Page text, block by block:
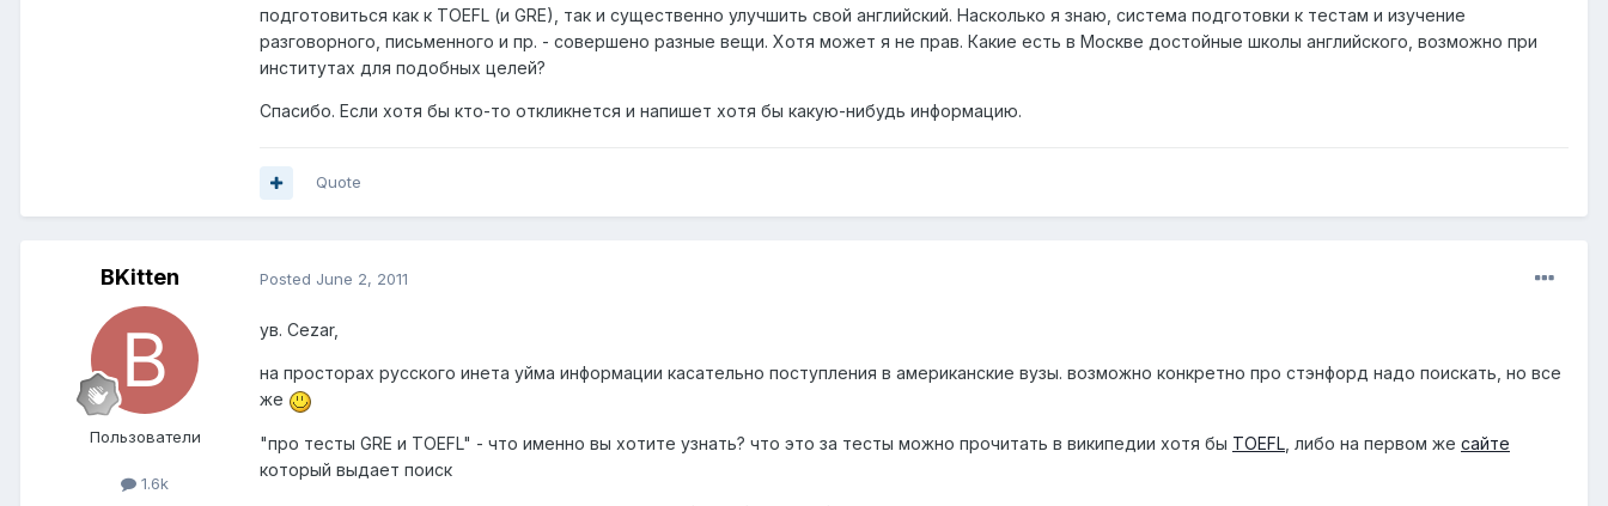
подготовиться как к TOEFL (и GRE), так и существенно улучшить свой английский. Насколько я знаю, система подготовки к тестам и изучение
разговорного, письменного и пр. - совершено разные вещи. Хотя может я не прав. Какие есть в Москве достойные школы английского, возможно при
институтах для подобных целей?
Спасибо. Если хотя бы кто-то откликнется и напишет хотя бы какую-нибудь информацию.
Quote
BKitten
Пользователи
1.6k
Posted June 2, 2011
ув. Cezar,
на просторах русского инета уйма информации касательно поступления в американские вузы. возможно конкретно про стэнфорд надо поискать, но все
же
"про тесты GRE и TOEFL" - что именно вы хотите узнать? что это за тесты можно прочитать в википедии хотя бы TOEFL , либо на первом же сайте
который выдает поиск